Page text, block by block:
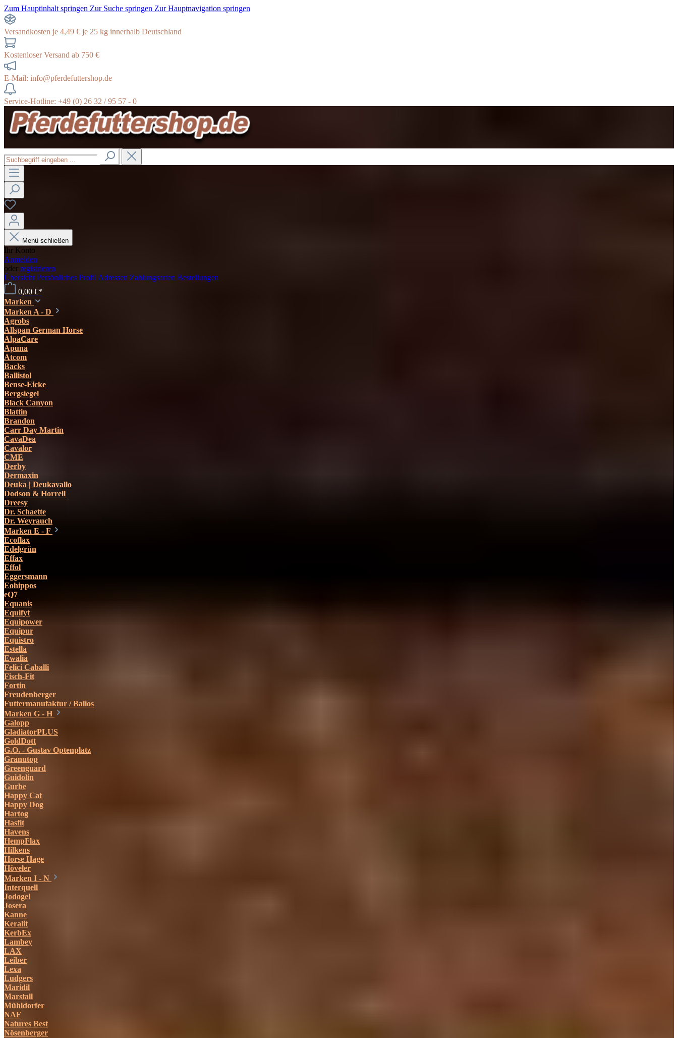
Zum Hauptinhalt springen Zur Suche springen Zur Hauptnavigation springen
Versandkosten je 4,49 € je 25 kg innerhalb Deutschland
Kostenloser Versand ab 750 €
E-Mail: info@pferdefuttershop.de
Service-Hotline: +49 (0) 26 32 / 95 57 - 0
Menü schließen
Ihr Konto
Anmelden
oder registrieren
Übersicht Persönliches Profil Adressen Zahlungsarten Bestellungen
0,00 €*
Marken
Marken A - D
Agrobs
Allspan German Horse
AlpaCare
Apuna
Atcom
Backs
Ballistol
Bense-Eicke
Bergsiegel
Black Canyon
Blattin
Brandon
Carr Day Martin
CavaDea
Cavalor
CME
Derby
Dermaxin
Deuka | Deukavallo
Dodson & Horrell
Dreesy
Dr. Schaette
Dr. Weyrauch
Marken E - F
Ecoflax
Edelgrün
Effax
Effol
Eggersmann
Eohippos
eQ7
Equanis
Equifyt
Equipower
Equipur
Equistro
Estella
Ewalia
Felici Caballi
Fisch-Fit
Fortin
Freudenberger
Futtermanufaktur / Balios
Marken G - H
Galopp
GladiatorPLUS
GoldDott
G.O. - Gustav Optenplatz
Granutop
Greenguard
Guidolin
Gurbe
Happy Cat
Happy Dog
Hartog
Hasfit
Havens
HempFlax
Hilkens
Horse Hage
Höveler
Marken I - N
Interquell
Jodogel
Josera
Kanne
Keralit
KerbEx
Lambey
LAX
Leiber
Lexa
Ludgers
Maridil
Marstall
Mühldorfer
NAF
Natures Best
Nösenberger